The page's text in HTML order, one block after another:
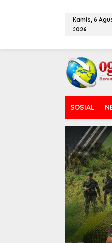
i
Kamis, 6
2026
SOSIAL